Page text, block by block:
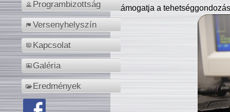
Programbizottság
Versenyhelyszín
Kapcsolat
Galéria
Eredmények
támogatja a